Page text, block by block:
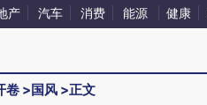
产 汽车 消费 能源 健康
卷 >国风 >正文